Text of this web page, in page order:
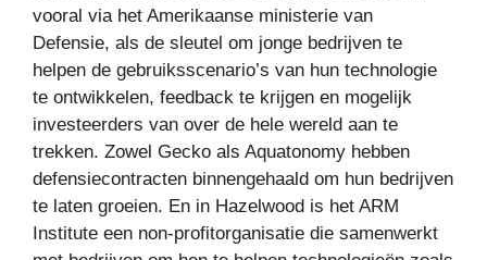
vooral via het Amerikaanse ministerie van
Defensie, als de sleutel om jonge bedrijven te
helpen de gebruiksscenario’s van hun technologie
te ontwikkelen, feedback te krijgen en mogelijk
investeerders van over de hele wereld aan te
trekken. Zowel Gecko als Aquatonomy hebben
defensiecontracten binnengehaald om hun bedrijven
te laten groeien. En in Hazelwood is het ARM
Institute een non-profitorganisatie die samenwerkt